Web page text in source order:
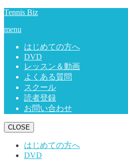
Tennis Biz
menu
はじめての方へ
DVD
レッスン＆動画
よくある質問
スクール
読者登録
お問い合わせ
CLOSE
はじめての方へ
DVD